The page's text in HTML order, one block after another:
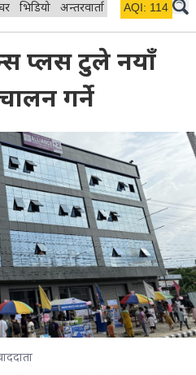
भिडियो अन्तरवार्ता विचार/ब्लग
AQI: 114
प्लस टुले नयाँ
गर्ने